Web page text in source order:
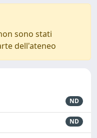
sono stati
dell'ateneo
ND
ND